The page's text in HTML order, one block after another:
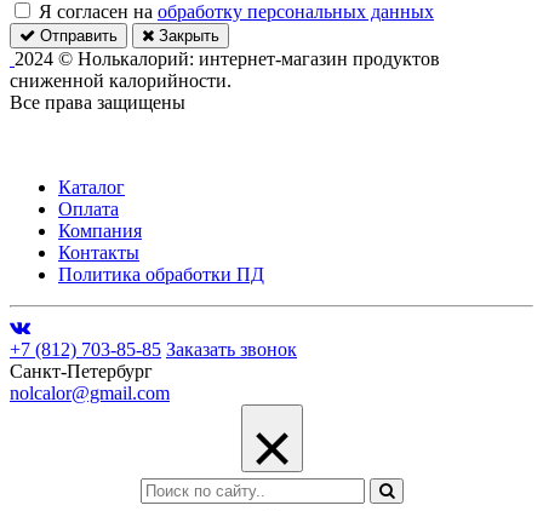
Я согласен на обработку персональных данных
Отправить Закрыть
2024 © Нолькалорий: интернет-магазин продуктов
сниженной калорийности.
Все права защищены
Каталог
Оплата
Компания
Контакты
Политика обработки ПД
+7 (812) 703-85-85 Заказать звонок
Санкт-Петербург
nolcalor@gmail.com
×